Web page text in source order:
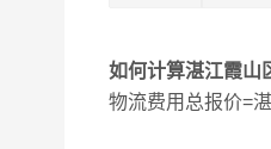
如何计算湛江霞山
物流费用总报价=